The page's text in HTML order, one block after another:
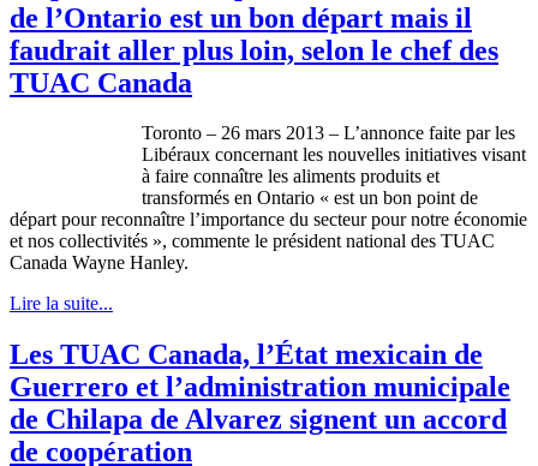
de l’Ontario est un bon départ mais il
faudrait aller plus loin, selon le chef des
TUAC Canada
Toronto – 26 mars 2013 – L’annonce faite par les
Libéraux concernantles nouvelles initiatives visant
à faire connaître les aliments produits et
transformés en Ontario « estun bon point de
départpourreconnaître l’importance du secteurpournotre économie
et nos collectivités », commente le présidentnational des TUAC
Canada Wayne Hanley.
Lire la suite...
Les TUAC Canada, l’État mexicain de
Guerrero et l’administration municipale
de Chilapa de Alvarez signent un accord
de coopération